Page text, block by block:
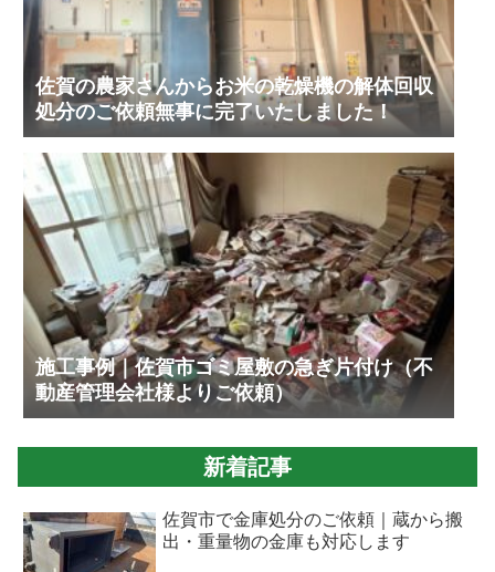
佐賀の農家さんからお米の乾燥機の解体回収
処分のご依頼無事に完了いたしました！
施工事例｜佐賀市ゴミ屋敷の急ぎ片付け（不
動産管理会社様よりご依頼）
新着記事
佐賀市で金庫処分のご依頼｜蔵から搬
出・重量物の金庫も対応します